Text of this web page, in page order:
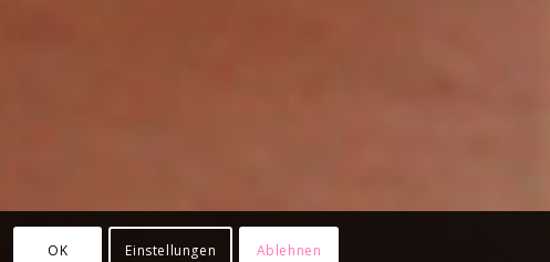
OK Einstellungen Ablehnen